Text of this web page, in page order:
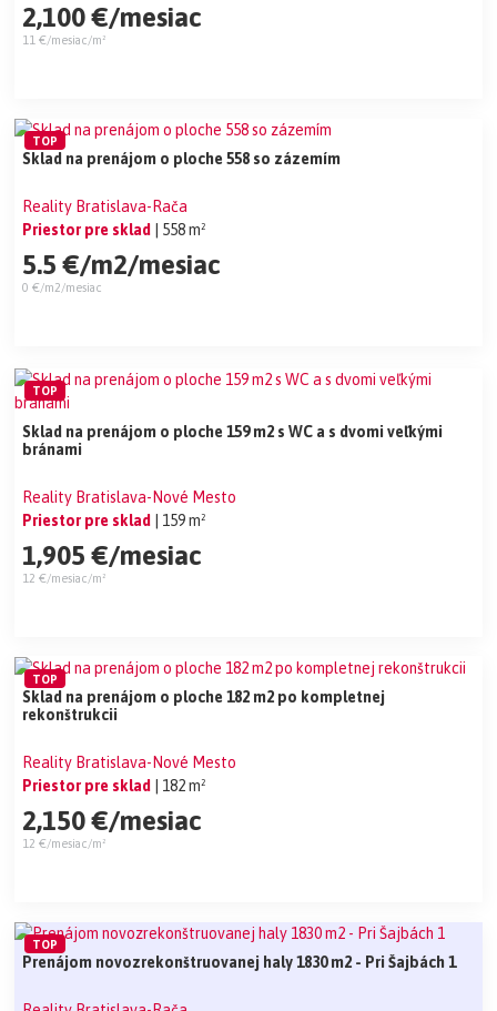
2,100 €/mesiac
11 €/mesiac/m²
Sklad na prenájom o ploche 558 so zázemím
Reality Bratislava-Rača
Priestor pre sklad
| 558 m²
5.5 €/m2/mesiac
0 €/m2/mesiac
TOP
Sklad na prenájom o ploche 159 m2 s WC a s dvomi veľkými
bránami
Reality Bratislava-Nové Mesto
Priestor pre sklad
| 159 m²
1,905 €/mesiac
12 €/mesiac/m²
TOP
Sklad na prenájom o ploche 182 m2 po kompletnej
rekonštrukcii
Reality Bratislava-Nové Mesto
Priestor pre sklad
| 182 m²
2,150 €/mesiac
12 €/mesiac/m²
TOP
Prenájom novozrekonštruovanej haly 1830 m2 - Pri Šajbách 1
TOP